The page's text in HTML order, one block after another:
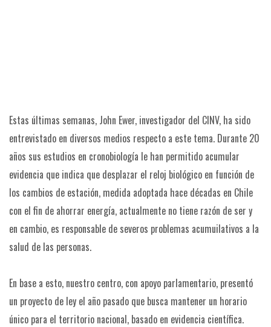
Estas últimas semanas, John Ewer, investigador del CINV, ha sido
entrevistado en diversos medios respecto a este tema. Durante 20
años sus estudios en cronobiología le han permitido acumular
evidencia que indica que desplazar el reloj biológico en función de
los cambios de estación, medida adoptada hace décadas en Chile
con el fin de ahorrar energía, actualmente no tiene razón de ser y
en cambio, es responsable de severos problemas acumuilativos a la
salud de las personas.
En base a esto, nuestro centro, con apoyo parlamentario, presentó
un proyecto de ley el año pasado que busca mantener un horario
único para el territorio nacional, basado en evidencia científica.